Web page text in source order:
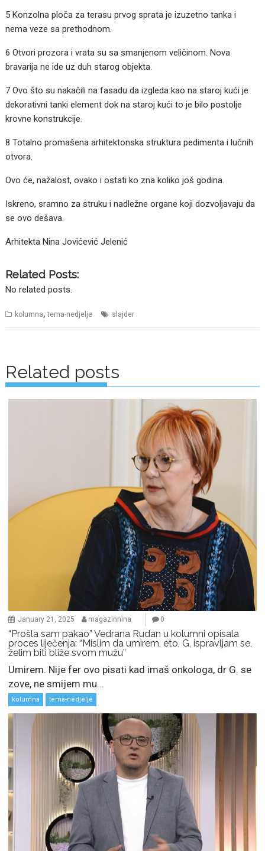
5 Konzolna ploča za terasu prvog sprata je izuzetno tanka i
nema veze sa prethodnom.
6 Otvori prozora i vrata su sa smanjenom veličinom. Nova
bravarija ne ide uz duh starog objekta.
7 Ovo što su nakačili na fasadu da izgleda kao na staroj kući je
dekorativni tanki element dok na staroj kući to je bilo postolje
krovne konstrukcije.
8 Totalno promašena arhitektonska struktura pedimenta i lučnih
otvora.
Ovo će, nažalost, ovako i ostati ko zna koliko još godina.
Iskreno, sramno za struku i nadležne organe koji dozvoljavaju da
se ovo dešava.
Arhitekta Nina Jovićević Jelenić
Related Posts:
No related posts.
kolumna,tema-nedjelje slajder
navigation
Related posts
January 21, 2025 magazinnina 0
“Prošla sam pakao” Vedrana Rudan u kolumni opisala
proces liječenja: “Mislim da umirem, eto, G, ispravljam se,
želim biti bliže svom mužu”
Umirem. Nije fer ovo pisati kad imaš onkologa, dr G. se
zove, ne smijem mu...
kolumna tema-nedjelje